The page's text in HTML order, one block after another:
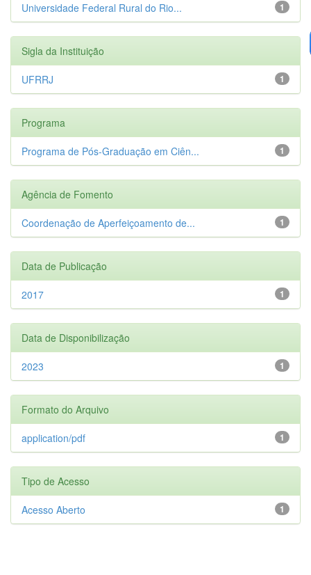
1
Universidade Federal Rural do Rio...
Sigla da Instituição
1
UFRRJ
Programa
1
Programa de Pós-Graduação em Ciên...
Agência de Fomento
1
Coordenação de Aperfeiçoamento de...
Data de Publicação
1
2017
Data de Disponibilização
1
2023
Formato do Arquivo
1
application/pdf
Tipo de Acesso
1
Acesso Aberto